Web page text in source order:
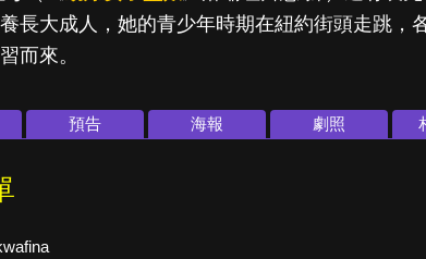
長大成人，她的青少年時期在紐約街頭走跳，
而來。
預告 海報 劇照